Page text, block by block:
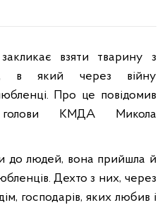
взяти тварину з
в який через війну
Про це повідомив
КМДА Микола
до людей, вона прийшла й
Дехто з них, через
господарів, яких любив і